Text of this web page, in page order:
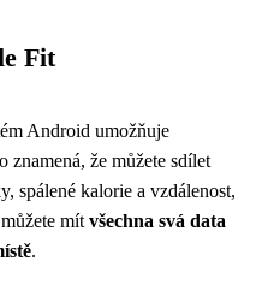
Fit
Android umožňuje
znamená, že můžete sdílet
spálené kalorie a vzdálenost,
mít všechna svá data
.